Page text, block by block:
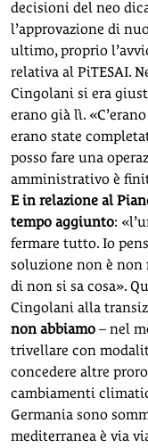
decisioni del neo
l’approvazione di
ultimo, proprio
relativa al PiTESAI.
Cingolani si era
erano già lì.
erano state
posso fare una
amministrativo è
E in relazione al
tempo aggiunto:
fermare tutto. Io
soluzione non è non
di non si sa cosa».
Cingolani alla
non abbiamo – nel
trivellare con
concedere altre
cambiamenti
Germania sono
mediterranea è via